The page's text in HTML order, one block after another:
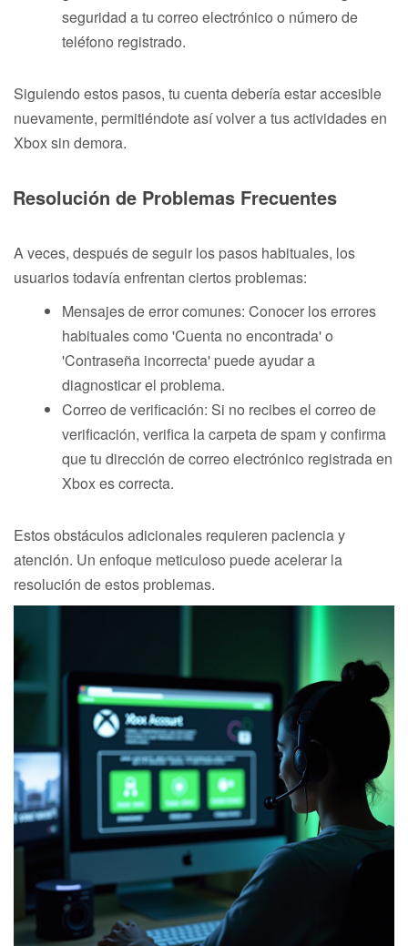
seguridad a tu correo electrónico o número de
teléfono registrado.
Siguiendo estos pasos, tu cuenta debería estar accesible
nuevamente, permitiéndote así volver a tus actividades en
Xbox sin demora.
Resolución de Problemas Frecuentes
A veces, después de seguir los pasos habituales, los
usuarios todavía enfrentan ciertos problemas:
Mensajes de error comunes: Conocer los errores
habituales como 'Cuenta no encontrada' o
'Contraseña incorrecta' puede ayudar a
diagnosticar el problema.
Correo de verificación: Si no recibes el correo de
verificación, verifica la carpeta de spam y confirma
que tu dirección de correo electrónico registrada en
Xbox es correcta.
Estos obstáculos adicionales requieren paciencia y
atención. Un enfoque meticuloso puede acelerar la
resolución de estos problemas.